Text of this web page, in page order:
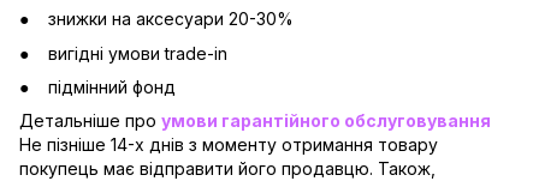
знижки на аксесуари 20-30%
вигідні умови trade-in
підмінний фонд
Детальніше про умови гарантійного обслуговування
Не пізніше 14-х днів з моменту отримання товару
покупець має відправити його продавцю. Також,